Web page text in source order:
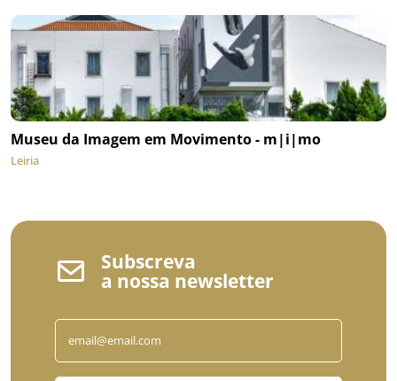
Museu da Imagem em Movimento - m|i|mo
Leiria
Subscreva
a nossa newsletter